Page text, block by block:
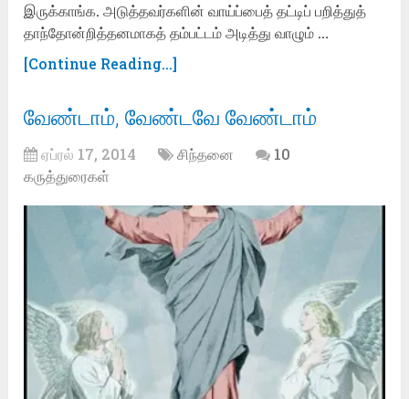
இருக்காங்க. அடுத்தவர்களின் வாய்ப்பைத் தட்டிப் பறித்துத்
தாந்தோன்றித்தனமாகத் தம்பட்டம் அடித்து வாழும் …
[Continue Reading...]
வேண்டாம், வேண்டவே வேண்டாம்
ஏப்ரல் 17, 2014 சிந்தனை
10
கருத்துரைகள்